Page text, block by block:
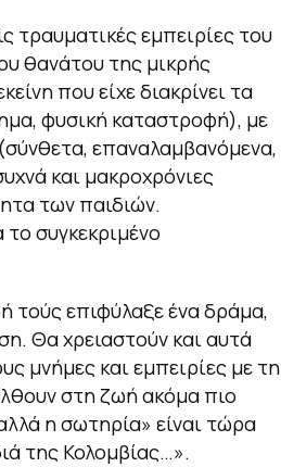
τραυματικές εμπειρίες του
θανάτου της μικρής
που είχε διακρίνει τα
φυσική καταστροφή), με
επαναλαμβανόμενα,
και μακροχρόνιες
των παιδιών.
συγκεκριμένο
τούς επιφύλαξε ένα δράμα,
Θα χρειαστούν και αυτά
μνήμες και εμπειρίες με τη
στη ζωή ακόμα πιο
η σωτηρία» είναι τώρα
της Κολομβίας…».